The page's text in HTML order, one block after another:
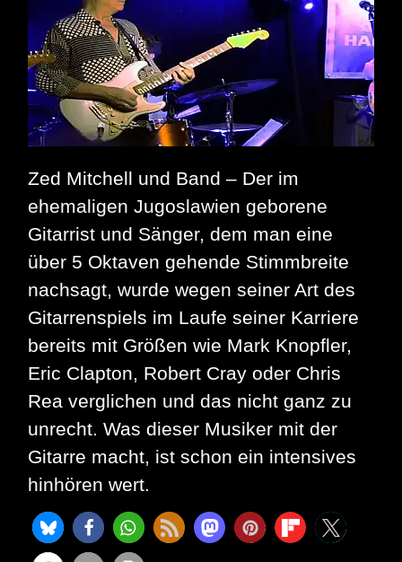
Zed Mitchell und Band – Der im
ehemaligen Jugoslawien geborene
Gitarrist und Sänger, dem man eine
über 5 Oktaven gehende Stimmbreite
nachsagt, wurde wegen seiner Art des
Gitarrenspiels im Laufe seiner Karriere
bereits mit Größen wie Mark Knopfler,
Eric Clapton, Robert Cray oder Chris
Rea verglichen und das nicht ganz zu
unrecht. Was dieser Musiker mit der
Gitarre macht, ist schon ein intensives
hinhören wert.